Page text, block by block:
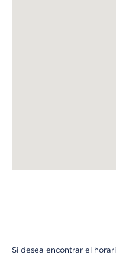
Si desea encontrar el